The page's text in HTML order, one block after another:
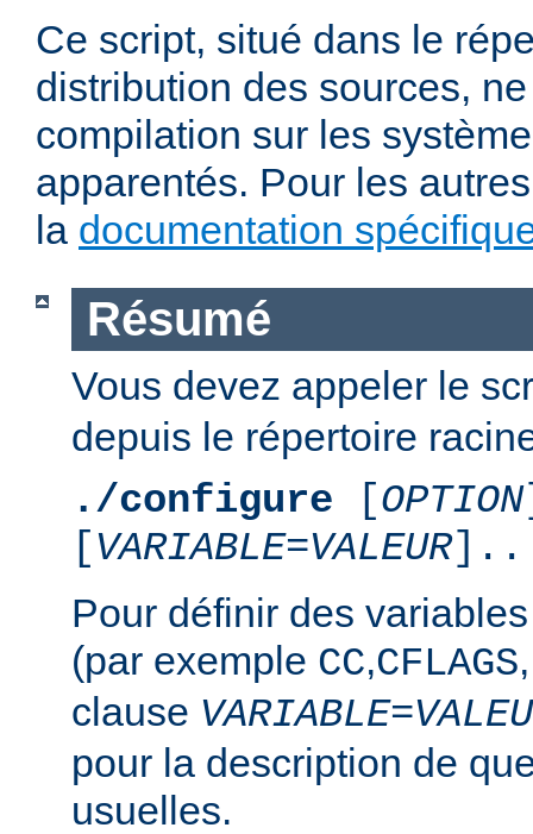
Ce script, situé dans le
distribution des sources,
compilation sur les
apparentés. Pour les
la documentation
Résumé
Vous devez appeler le
depuis le répertoire
./configure [OPTION
[VARIABLE=VALEUR
Pour définir des
(par exemple CC,CFLAGS
clause VARIABLE=
pour la description de
usuelles.